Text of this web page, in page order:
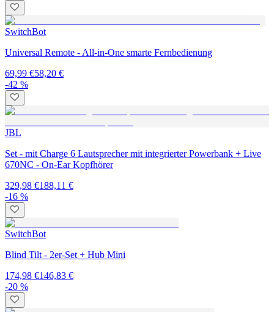
SwitchBot
Universal Remote - All-in-One smarte Fernbedienung
69,99 €58,20 €
-42 %
JBL
Set - mit Charge 6 Lautsprecher mit integrierter Powerbank + Live
670NC - On-Ear Kopfhörer
329,98 €188,11 €
-16 %
SwitchBot
Blind Tilt - 2er-Set + Hub Mini
174,98 €146,83 €
-20 %